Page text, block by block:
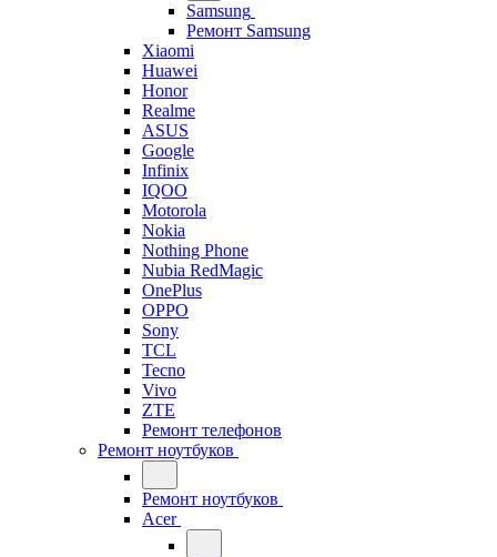
Samsung
Ремонт Samsung
Xiaomi
Huawei
Honor
Realme
ASUS
Google
Infinix
IQOO
Motorola
Nokia
Nothing Phone
Nubia RedMagic
OnePlus
OPPO
Sony
TCL
Tecno
Vivo
ZTE
Ремонт телефонов
Ремонт ноутбуков
Ремонт ноутбуков
Acer